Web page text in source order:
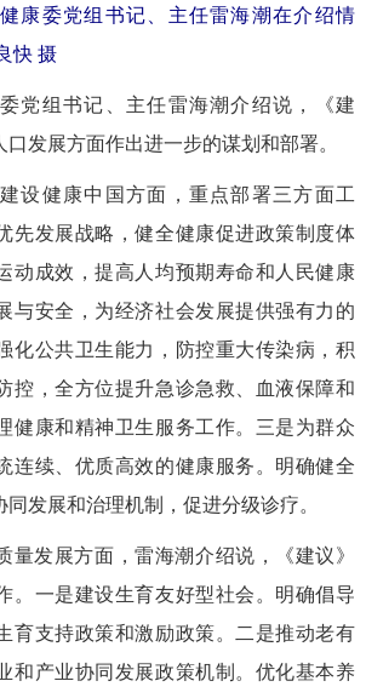
康委党组书记、主任雷海潮在介绍情
快 摄
组书记、主任雷海潮介绍说，《建
发展方面作出进一步的谋划和部署。
健康中国方面，重点部署三方面工
先发展战略，健全健康促进政策制度体
动成效，提高人均预期寿命和人民健康
与安全，为经济社会发展提供强有力的
化公共卫生能力，防控重大传染病，积
控，全方位提升急诊急救、血液保障和
健康和精神卫生服务工作。三是为群众
连续、优质高效的健康服务。明确健全
发展和治理机制，促进分级诊疗。
发展方面，雷海潮介绍说，《建议》
。一是建设生育友好型社会。明确倡导
育支持政策和激励政策。二是推动老有
和产业协同发展政策机制。优化基本养